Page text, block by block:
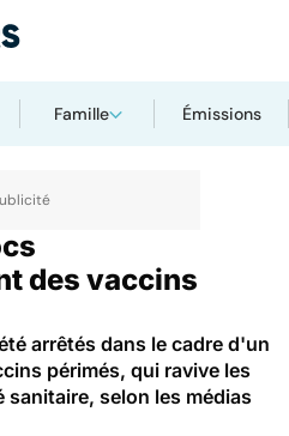
Famille Émissions
justice
des vaccins
arrêtés dans le cadre d'un
périmés, qui ravive les
selon les médias